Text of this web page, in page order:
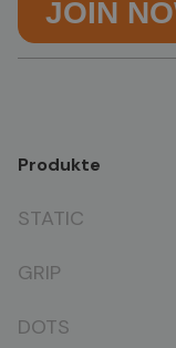
Produkte
STATIC
GRIP
DOTS